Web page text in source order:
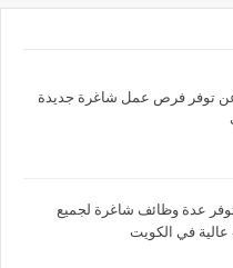
عن توفر فرص عمل شاغرة جديدة
عدة وظائف شاغرة لجميع
عالية في الكويت